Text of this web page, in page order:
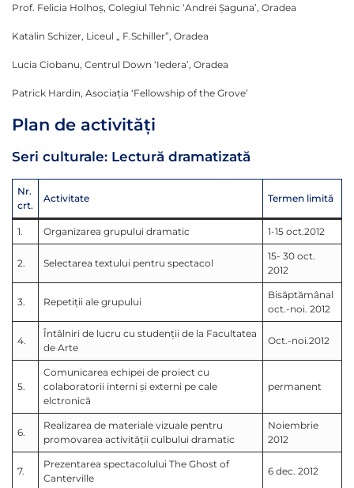
Prof. Felicia Holhoş, Colegiul Tehnic ‘Andrei Şaguna’, Oradea
Katalin Schizer, Liceul „ F.Schiller”, Oradea
Lucia Ciobanu, Centrul Down ‘Iedera’, Oradea
Patrick Hardin, Asociaţia ‘Fellowship of the Grove’
Plan de activităţi
Seri culturale: Lectură dramatizată
Nr.
crt.
Activitate Termen limită
1. Organizarea grupului dramatic 1-15 oct.2012
2. Selectarea textului pentru spectacol
15- 30 oct.
2012
3. Repetiţii ale grupului
Bisăptămânal
oct.-noi. 2012
4.
Întâlniri de lucru cu studenţii de la Facultatea
de Arte
Oct.-noi.2012
5.
Comunicarea echipei de proiect cu
colaboratorii interni şi externi pe cale
elctronică
permanent
6.
Realizarea de materiale vizuale pentru
promovarea activităţii culbului dramatic
Noiembrie
2012
7.
Prezentarea spectacolului The Ghost of
Canterville
6 dec. 2012